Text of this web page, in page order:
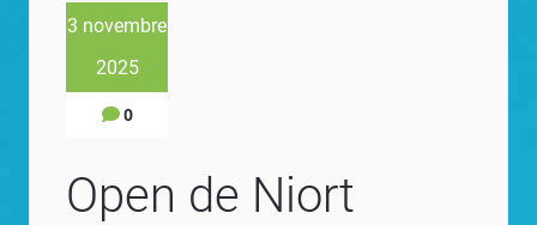
3 novembre
2025
0
Open de Niort